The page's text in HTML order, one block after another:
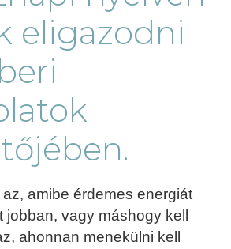
eligazodni
amibe érdemes energiát
jobban, vagy máshogy kell
ahonnan menekülni kell